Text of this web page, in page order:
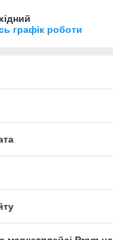
графік роботи